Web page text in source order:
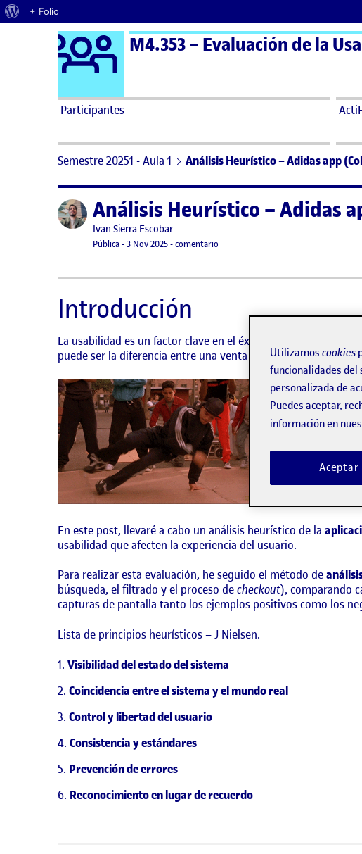
Acerca de WordPress
+ Folio
Saltar al contenido Logo Ágora
M4.353 – Evaluación de la
Participantes
Semestre 20251 - Aula 1 Análisis Heurístico – Adidas app
Publicado porAnálisis Heurístico – Adidas
Publicado por
Ivan Sierra Escobar
Visibilidad:
Pública-Fecha de publicación
3 Nov 20254 noviembre, 2025 11:56 pm
-comentario
Introducción
La usabilidad es un factor clave en el éxito de cualquier
puede ser la diferencia entre una venta concretada y un
En este post, llevaré a cabo un análisis heurístico de la
usabilidad que afecten la experiencia del usuario.
Para realizar esta evaluación, he seguido el método de
búsqueda, el filtrado y el proceso decheckout), comparando
capturas de pantalla tanto los ejemplos positivos como los
Lista de principios heurísticos – J Nielsen.
Visibilidad del estado del sistema
Coincidencia entre el sistema y el mundo real
Control y libertad del usuario
Consistencia y estándares
Prevención de errores
Reconocimiento en lugar de recuerdo
Utilizamos cookies
funcionalidades
personalizada de
Puedes aceptar,
información en
Aceptar